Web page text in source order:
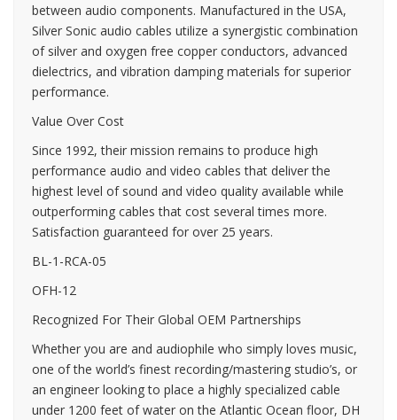
between audio components. Manufactured in the USA,
Silver Sonic audio cables utilize a synergistic combination
of silver and oxygen free copper conductors, advanced
dielectrics, and vibration damping materials for superior
performance.
Value Over Cost
Since 1992, their mission remains to produce high
performance audio and video cables that deliver the
highest level of sound and video quality available while
outperforming cables that cost several times more.
Satisfaction guaranteed for over 25 years.
BL-1-RCA-05
OFH-12
Recognized For Their Global OEM Partnerships
Whether you are and audiophile who simply loves music,
one of the world’s finest recording/mastering studio’s, or
an engineer looking to place a highly specialized cable
under 1200 feet of water on the Atlantic Ocean floor, DH